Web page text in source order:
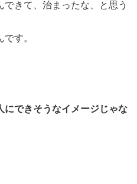
きて、治まったな、と思う
す。
にできそうなイメージじゃな